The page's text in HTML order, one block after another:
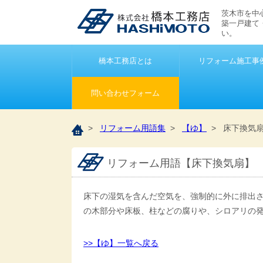
茨木市を中
築一戸建て
い。
橋本工務店とは リフォーム施工事
問い合わせフォーム
> リフォーム用語集 > 【ゆ】 > 床下換気
リフォーム用語【床下換気扇】
床下の湿気を含んだ空気を、強制的に外に排出
の木部分や床板、柱などの腐りや、シロアリの
>>【ゆ】一覧へ戻る